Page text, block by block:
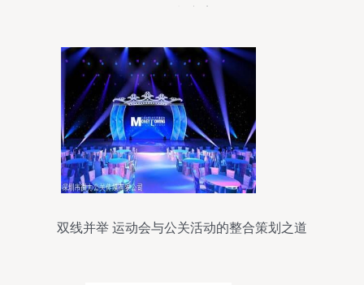
双线并举 运动会与公关活动的整合策划之道